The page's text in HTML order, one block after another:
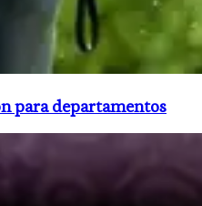
para departamentos